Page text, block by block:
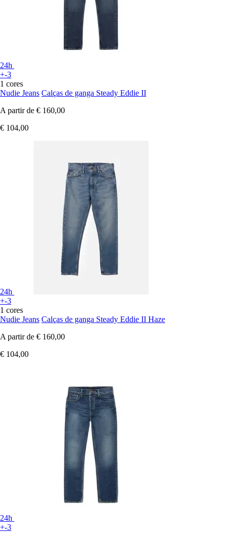
24h
+-3
1 cores
Nudie Jeans Calças de ganga Steady Eddie II
A partir de € 160,00
€ 104,00
24h
+-3
1 cores
Nudie Jeans Calças de ganga Steady Eddie II Haze
A partir de € 160,00
€ 104,00
24h
+-3